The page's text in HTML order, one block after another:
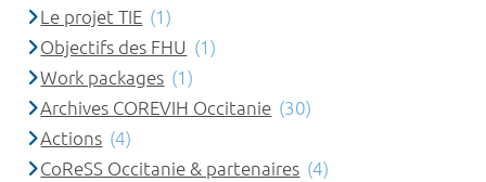
Le projet TIE (1)
Objectifs des FHU (1)
Work packages (1)
Archives COREVIH Occitanie (30)
Actions (4)
CoReSS Occitanie & partenaires (4)